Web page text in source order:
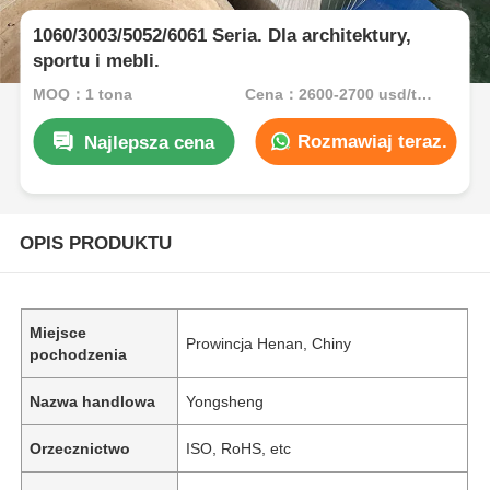
1060/3003/5052/6061 Seria. Dla architektury,
sportu i mebli.
MOQ：1 tona Cena：2600-2700 usd/ton
Najlepsza cena Rozmawiaj teraz.
OPIS PRODUKTU
Miejsce
pochodzenia
Prowincja Henan, Chiny
Nazwa handlowa Yongsheng
Orzecznictwo ISO, RoHS, etc